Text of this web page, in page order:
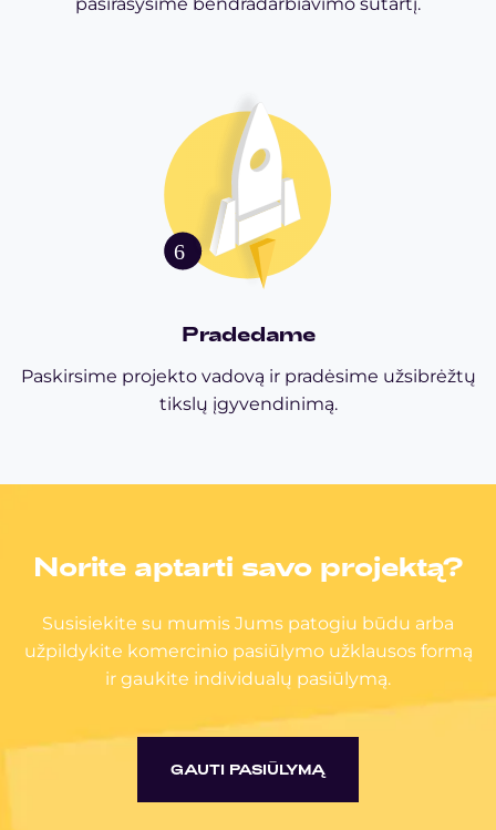
Pradedame
Paskirsime projekto vadovą ir pradėsime užsibrėžtų
tikslų įgyvendinimą.
Norite aptarti savo projektą?
Susisiekite su mumis Jums patogiu būdu arba
užpildykite komercinio pasiūlymo užklausos formą
ir gaukite individualų pasiūlymą.
GAUTI PASIŪLYMĄ